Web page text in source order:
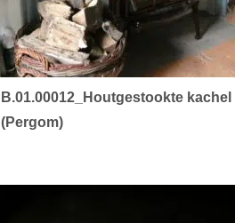
B.01.00012_Houtgestookte kachel
(Pergom)